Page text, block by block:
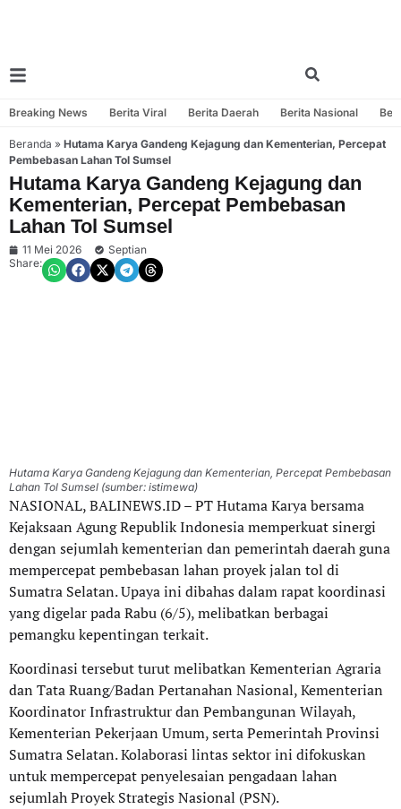
Breaking News Berita Viral Berita Daerah Berita Nasional
Beranda » Hutama Karya Gandeng Kejagung dan Kementerian, Percepat
Pembebasan Lahan Tol Sumsel
Hutama Karya Gandeng Kejagung dan
Kementerian, Percepat Pembebasan
Lahan Tol Sumsel
11 Mei 2026
Septian
Share:
Hutama Karya Gandeng Kejagung dan Kementerian, Percepat Pembebasan
Lahan Tol Sumsel (sumber: istimewa)
NASIONAL, BALINEWS.ID – PT Hutama Karya bersama
Kejaksaan Agung Republik Indonesia memperkuat sinergi
dengan sejumlah kementerian dan pemerintah daerah guna
mempercepat pembebasan lahan proyek jalan tol di
Sumatra Selatan. Upaya ini dibahas dalam rapat koordinasi
yang digelar pada Rabu (6/5), melibatkan berbagai
pemangku kepentingan terkait.
Koordinasi tersebut turut melibatkan Kementerian Agraria
dan Tata Ruang/Badan Pertanahan Nasional, Kementerian
Koordinator Infrastruktur dan Pembangunan Wilayah,
Kementerian Pekerjaan Umum, serta Pemerintah Provinsi
Sumatra Selatan. Kolaborasi lintas sektor ini difokuskan
untuk mempercepat penyelesaian pengadaan lahan
sejumlah Proyek Strategis Nasional (PSN).